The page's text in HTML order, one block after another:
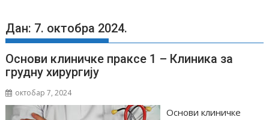
Дан: 7. октобра 2024.
Основи клиничке праксе 1 – Клиника за
грудну хирургију
октобар 7, 2024
Основи клиничке